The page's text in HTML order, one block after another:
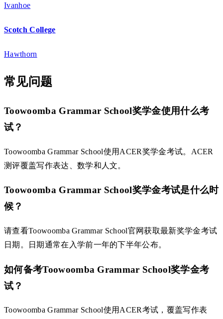
Ivanhoe
Scotch College
Hawthorn
常见问题
Toowoomba Grammar School奖学金使用什么考
试？
Toowoomba Grammar School使用ACER奖学金考试。ACER
测评覆盖写作表达、数学和人文。
Toowoomba Grammar School奖学金考试是什么时
候？
请查看Toowoomba Grammar School官网获取最新奖学金考试
日期。日期通常在入学前一年的下半年公布。
如何备考Toowoomba Grammar School奖学金考
试？
Toowoomba Grammar School使用ACER考试，覆盖写作表